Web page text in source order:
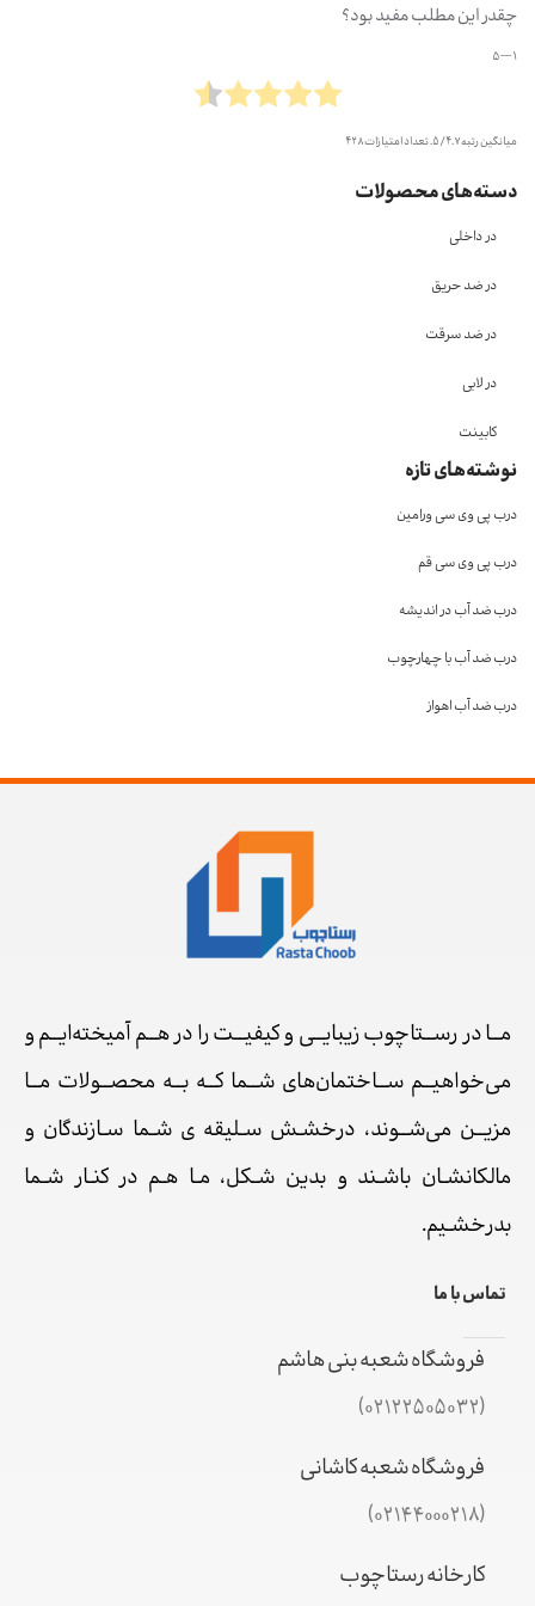
دسته‌های محصولات
در داخلی
در ضد حریق
در ضد سرقت
در لابی
کابینت
نوشته‌های تازه
درب پی وی سی ورامین
درب پی وی سی قم
درب ضد آب در اندیشه
درب ضد آب با چهارچوب
درب ضد آب اهواز
چقدر این مطلب مفید بود؟
1 --- 5
میانگین رتبه4.7/ 5. تعداد امتیازات 428
مــا در رســتاچوب زیبایــی و کیفیــت را در هــم آمیخته‌ایــم و
می‌خواهیــم ســاختمان‌های شــما کــه بــه محصــولات مــا
مزیــن می‌شــوند، درخشـش سـلیقه ی شـما سـازندگان و
مالکانشـان باشـند و بدین شـکل، مـا هـم در کنـار شـما
بدرخشـیم.
تماس با ما
فروشگاه شعبه بنی هاشم
(02122505032)
فروشگاه شعبه کاشانی
(02144000218)
کارخانه رستاچوب